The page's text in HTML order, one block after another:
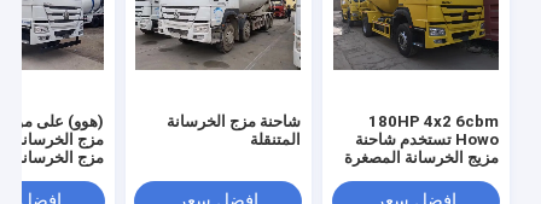
180HP 4x2 6cbm
Howo تستخدم شاحنة
مزيج الخرسانة المصغرة
شاحنة مزج الخرسانة
المتنقلة
(هوو) على
مزج الخرسانة ،
مزج الخرسانة